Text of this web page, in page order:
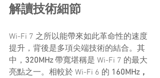
解讀技術細節
Wi-Fi 7 之所以能帶來如此革命性的速度
提升，背後是多項尖端技術的結合。其
中， 320MHz 帶寬堪稱是 Wi-Fi 7 的最大
亮點之一。相較於 Wi-Fi 6 的 160MHz，